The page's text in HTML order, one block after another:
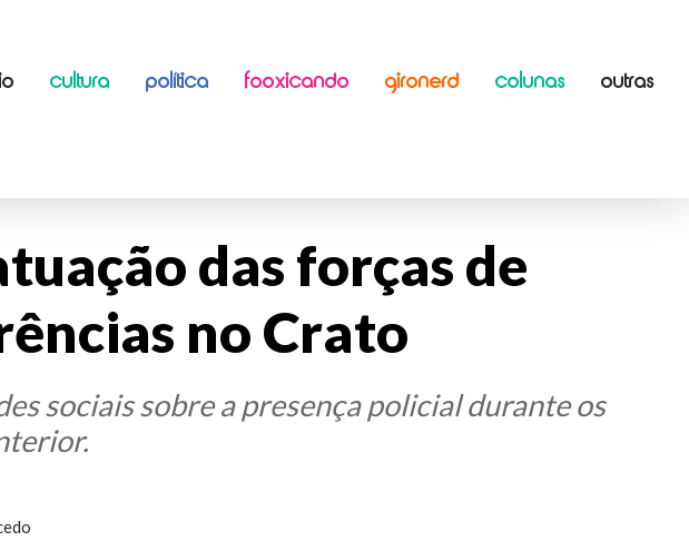
CULTURA POLÍTICA FOOXICANDO GIRONERD COLUNAS OUTRAS
das forças de
no Crato
sociais sobre a presença policial durante os